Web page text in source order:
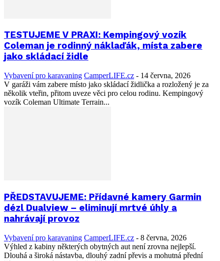
TESTUJEME V PRAXI: Kempingový vozík
Coleman je rodinný náklaďák, místa zabere
jako skládací židle
Vybavení pro karavaning CamperLIFE.cz - 14 června, 2026
V garáži vám zabere místo jako skládací židlička a rozložený je za
několik vteřin, přitom uveze věci pro celou rodinu. Kempingový
vozík Coleman Ultimate Terrain...
PŘEDSTAVUJEME: Přídavné kamery Garmin
dézl Dualview – eliminují mrtvé úhly a
nahrávají provoz
Vybavení pro karavaning CamperLIFE.cz - 8 června, 2026
Výhled z kabiny některých obytných aut není zrovna nejlepší.
Dlouhá a široká nástavba, dlouhý zadní převis a mohutná přední